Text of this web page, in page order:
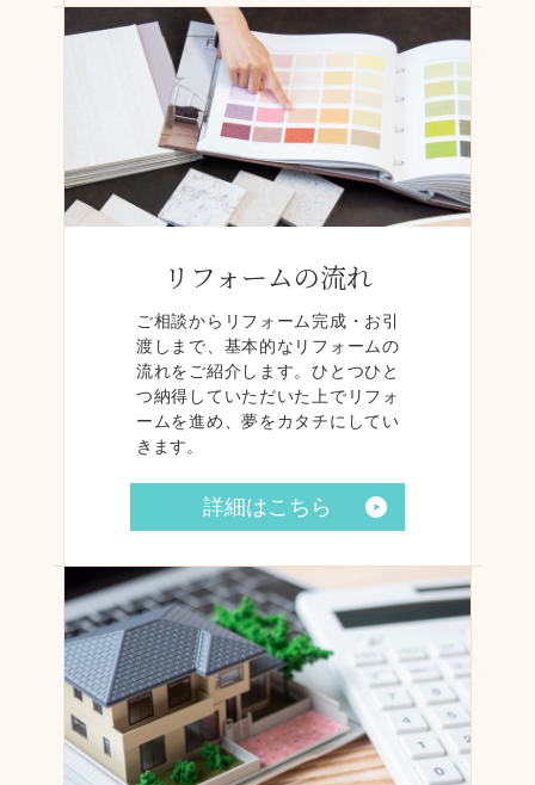
リフォームの流れ
ご相談からリフォーム完成・お引
渡しまで、基本的なリフォームの
流れをご紹介します。ひとつひと
つ納得していただいた上でリフォ
ームを進め、夢をカタチにしてい
きます。
詳細はこちら